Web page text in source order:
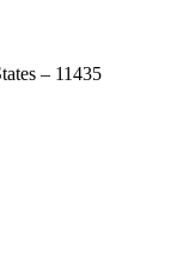
– 11435